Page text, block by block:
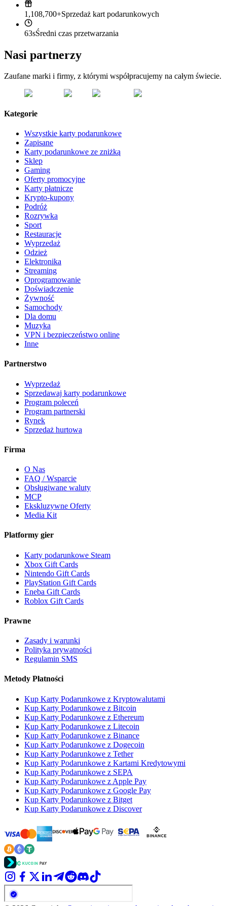
1,108,700+Sprzedaż kart podarunkowych
63sŚredni czas przetwarzania
Nasi partnerzy
Zaufane marki i firmy, z którymi współpracujemy na całym świecie.
Kategorie
Wszystkie karty podarunkowe
Zapisane
Karty podarunkowe ze zniżką
Sklep
Gaming
Oferty promocyjne
Karty płatnicze
Krypto-kupony
Podróż
Rozrywka
Sport
Restauracje
Wyprzedaż
Odzież
Elektronika
Streaming
Oprogramowanie
Doświadczenie
Żywność
Samochody
Dla domu
Muzyka
VPN i bezpieczeństwo online
Inne
Partnerstwo
Wyprzedaż
Sprzedawaj karty podarunkowe
Program poleceń
Program partnerski
Rynek
Sprzedaż hurtowa
Firma
O Nas
FAQ / Wsparcie
Obsługiwane waluty
MCP
Ekskluzywne Oferty
Media Kit
Platformy gier
Karty podarunkowe Steam
Xbox Gift Cards
Nintendo Gift Cards
PlayStation Gift Cards
Eneba Gift Cards
Roblox Gift Cards
Prawne
Zasady i warunki
Polityka prywatności
Regulamin SMS
Metody Płatności
Kup Karty Podarunkowe z Kryptowalutami
Kup Karty Podarunkowe z Bitcoin
Kup Karty Podarunkowe z Ethereum
Kup Karty Podarunkowe z Litecoin
Kup Karty Podarunkowe z Binance
Kup Karty Podarunkowe z Dogecoin
Kup Karty Podarunkowe z Tether
Kup Karty Podarunkowe z Kartami Kredytowymi
Kup Karty Podarunkowe z SEPA
Kup Karty Podarunkowe z Apple Pay
Kup Karty Podarunkowe z Google Pay
Kup Karty Podarunkowe z Bitget
Kup Karty Podarunkowe z Discover